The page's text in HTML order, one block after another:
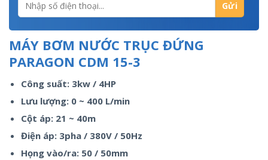
MÁY BƠM NƯỚC TRỤC ĐỨNG
PARAGON CDM 15-3
Công suất: 3kw / 4HP
Lưu lượng: 0 ~ 400 L/min
Cột áp: 21 ~ 40m
Điện áp: 3pha / 380V / 50Hz
Họng vào/ra: 50 / 50mm